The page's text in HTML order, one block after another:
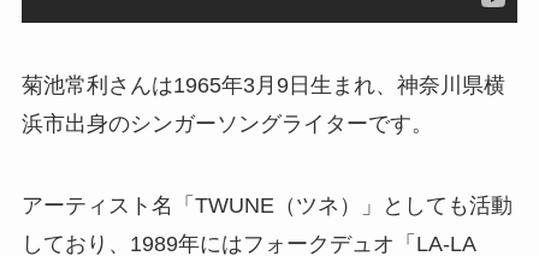
菊池常利さんは1965年3月9日生まれ、神奈川県横
浜市出身のシンガーソングライターです。
アーティスト名「TWUNE（ツネ）」としても活動
しており、1989年にはフォークデュオ「LA-LA